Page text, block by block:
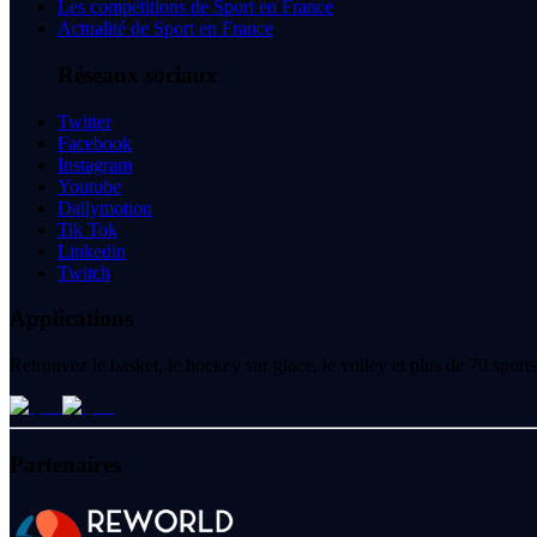
Les compétitions de Sport en France
Actualité de Sport en France
Réseaux sociaux
Twitter
Facebook
Instagram
Youtube
Dailymotion
Tik Tok
Linkedin
Twitch
Applications
Retrouvez le basket, le hockey sur glace, le volley et plus de 70
Partenaires